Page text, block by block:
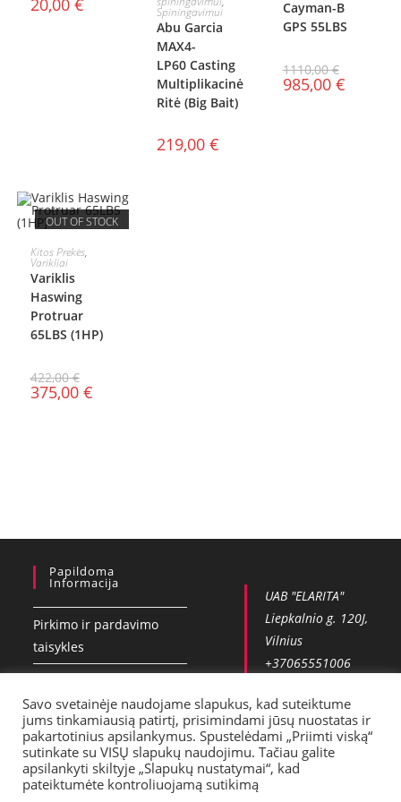
20,00 € Spiningavimui
Abu Garcia
MAX4-
LP60 Casting
Multiplikacinė
Ritė (Big Bait)
219,00 €
Cayman-B
GPS 55LBS
1110,00€
985,00 €
OUT OF STOCK
DAUGIAU
Kitos Prekės,
Varikliai
Variklis
Haswing
Protruar
65LBS (1HP)
422,00€
375,00 €
Papildoma
Informacija
Pirkimo ir pardavimo
taisykles
Kontaktai
Pristatymas
UAB "ELARITA"
Liepkalnio g. 120J,
Vilnius
+37065551006
Savo svetainėje naudojame slapukus, kad suteiktume
jums tinkamiausią patirtį, prisimindami jūsų nuostatas ir
pakartotinius apsilankymus. Spustelėdami „Priimti viską“
sutinkate su VISŲ slapukų naudojimu. Tačiau galite
apsilankyti skiltyje „Slapukų nustatymai“, kad
pateiktumėte kontroliuojamą sutikimą